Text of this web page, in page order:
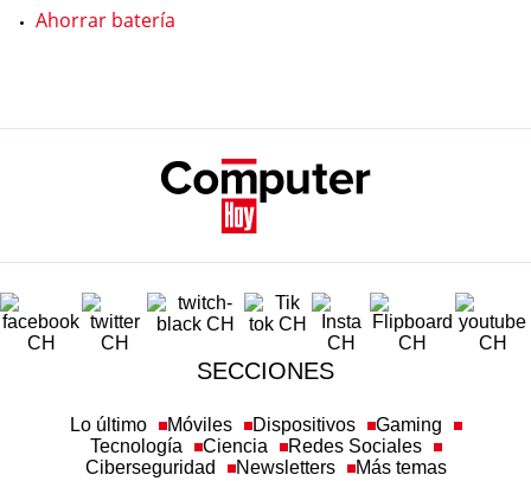
Ahorrar batería
SECCIONES
Lo último Móviles Dispositivos
Gaming
Tecnología
Ciencia
Redes Sociales
Ciberseguridad
Newsletters Más temas